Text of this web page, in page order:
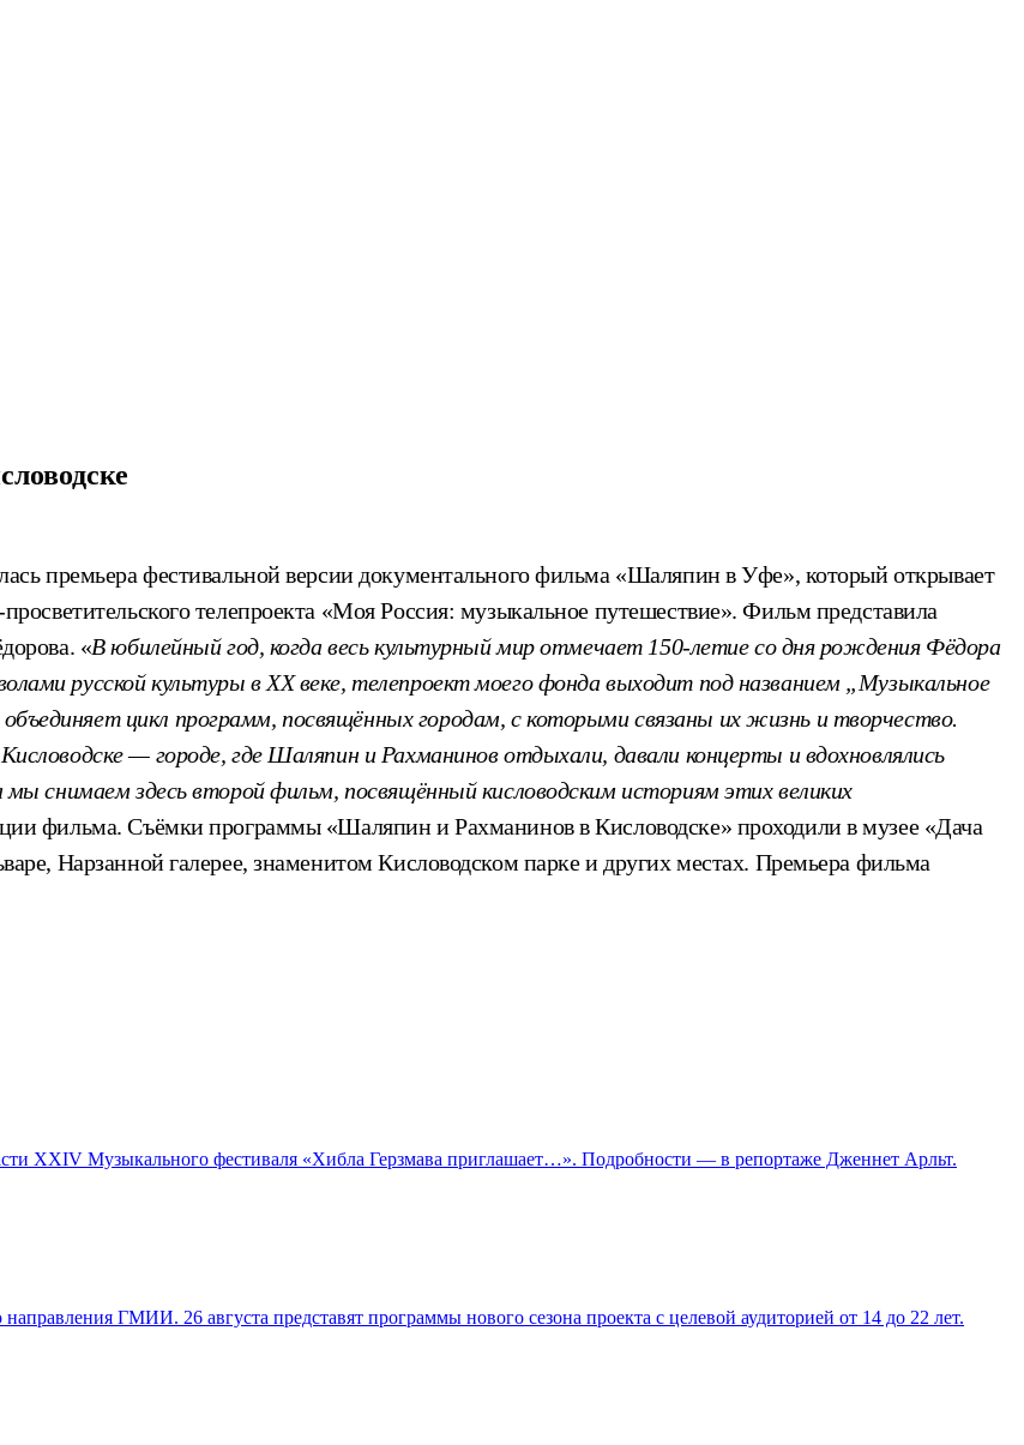
премьера фестивальной версии документального фильма «Шаляпин в Уфе», который открывает
телепроекта «Моя Россия: музыкальное путешествие». Фильм представила
«В юбилейный год, когда весь культурный мир отмечает 150-летие со дня рождения Фёдора
русской культуры в XX веке, телепроект моего фонда выходит под названием „Музыкальное
объединяет цикл программ, посвящённых городам, с которыми связаны их жизнь и творчество.
— городе, где Шаляпин и Рахманинов отдыхали, давали концерты и вдохновлялись
снимаем здесь второй фильм, посвящённый кисловодским историям этих великих
фильма. Съёмки программы «Шаляпин и Рахманинов в Кисловодске» проходили в музее «Дача
Нарзанной галерее, знаменитом Кисловодском парке и других местах. Премьера фильма
XXIV Музыкального фестиваля «Хибла Герзмава приглашает…». Подробности — в репортаже Дженнет Арльт.
ГМИИ. 26 августа представят программы нового сезона проекта с целевой аудиторией от 14 до 22 лет.